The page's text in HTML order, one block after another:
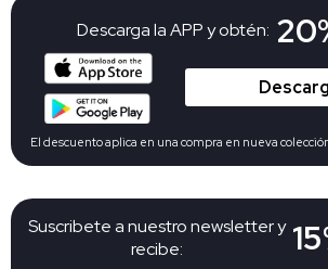
Suscribete a nuestro newsletter y
recibe:
Descarga la APP y obtén:
El descuento aplica en una compra en nueva